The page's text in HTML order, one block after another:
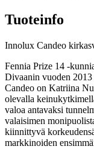
Tuoteinfo
Innolux Candeo
Fennia Prize 14 -
Divaanin vuoden
Candeo on Katriina
olevalla
valoa antavaksi
valaisimen
kiinnittyvä
markkinoiden